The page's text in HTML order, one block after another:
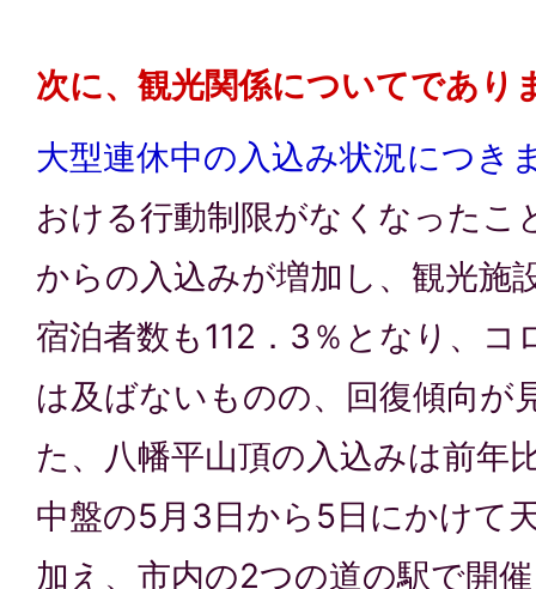
次に、観光関係についてであり
大型連休中の入込み状況につき
おける行動制限がなくなったこ
からの入込みが増加し、観光施
宿泊者数も112．3％となり、コ
は及ばないものの、回復傾向が
た、八幡平山頂の入込みは前年
中盤の5月3日から5日にかけて
加え、市内の2つの道の駅で開